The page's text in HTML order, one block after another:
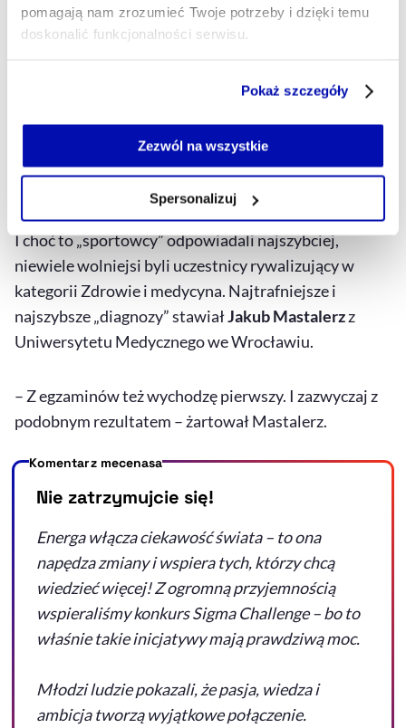
pomagają nam zrozumieć Twoje potrzeby i dzięki temu
doskonalić funkcjonalności serwisu.
Jeżeli nie wyrażasz zgody na zapisywanie plików cookie,
możesz łatwo zarządzać swoimi uprawnieniami, np. we
własnej przeglądarce internetowej lub po wybraniu opcji
naszejPolityce Prywatności .
Pokaż szczegóły
Zezwól na wszystkie
Spersonalizuj
działań profilaktycznych z dumą wspieramy
inicjatywy promujące edukację i rozwój
mają realny wpływ na kształtowanie
przyszłości systemu ochrony zdrowia.
członek zarządu, dyrektor relacji zewnętrznych GSK Poland
I choć to „sportowcy” odpowiadali najszybciej,
niewiele wolniejsi byli uczestnicy rywalizujący w
kategorii Zdrowie i medycyna. Najtrafniejsze i
najszybsze „diagnozy” stawiałJakub Mastalerzz
Uniwersytetu Medycznego we Wrocławiu.
– Z egzaminów też wychodzę pierwszy. I zazwyczaj z
podobnym rezultatem – żartował Mastalerz.
Komentarz mecenasa
Nie zatrzymujcie się!
Energa włącza ciekawość świata – to ona
napędza zmiany i wspiera tych, którzy chcą
wiedzieć więcej! Z ogromną przyjemnością
wspieraliśmy konkurs Sigma Challenge – bo to
właśnie takie inicjatywy mają prawdziwą moc.
Młodzi ludzie pokazali, że pasja, wiedza i
ambicja tworzą wyjątkowe połączenie.